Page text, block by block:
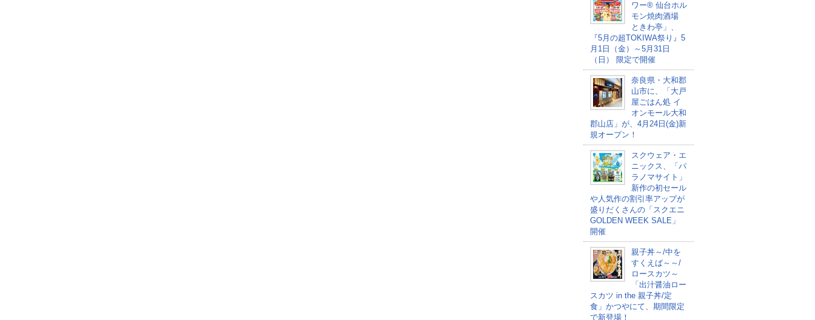
ワー® 仙台ホル
モン焼肉酒場
ときわ亭」、
『5月の超TOKIWA祭り』5
月1日（金）～5月31日
（日） 限定で開催
奈良県・大和郡
山市に、「大戸
屋ごはん処 イ
オンモール大和
郡山店」が、4月24日(金)新
規オープン！
スクウェア・エ
ニックス、「パ
ラノマサイト」
新作の初セール
や人気作の割引率アップが
盛りだくさんの「スクエニ
GOLDEN WEEK SALE」
開催
親子丼～/中を
すくえば～～/
ロースカツ～
「出汁醤油ロー
スカツ in the 親子丼/定
食」かつやにて、期間限定
で新登場！